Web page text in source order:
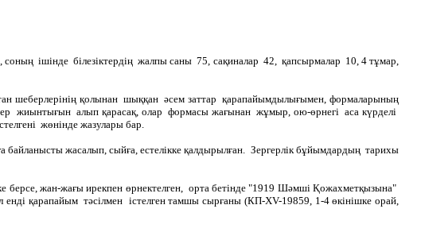
ішінде білезіктердің жалпы саны 75, сақиналар 42, қапсырмалар 10, 4 тұмар,
шеберлерінің қолынан шыққан әсем заттар қарапайымдылығымен, формаларының
жиынтығын алып қарасақ, олар формасы жағынан жұмыр, ою-өрнегі аса күрделі
жөнінде жазулары бар.
жасалып, сыйға, естелікке қалдырылған. Зергерлік бұйымдардың тарихы
жан-жағы ирекпен өрнектелген, орта бетінде "1919 Шәмші Қожахметқызына"
қарапайым тәсілмен істелген тамшы сырғаны (КП-ХV-19859, 1-4 өкінішке орай,